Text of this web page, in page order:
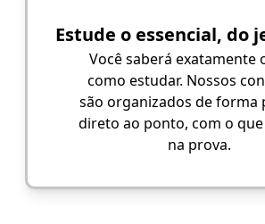
Estude o essencial, do
Você saberá exatamente
como estudar. Nossos
são organizados de forma
direto ao ponto, com o que
na prova.